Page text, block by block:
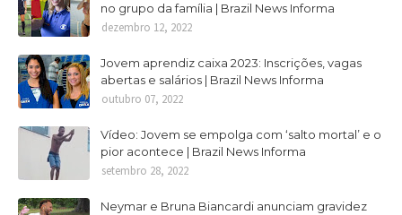
no grupo da família | Brazil News Informa
dezembro 12, 2022
Jovem aprendiz caixa 2023: Inscrições, vagas
abertas e salários | Brazil News Informa
outubro 07, 2022
Vídeo: Jovem se empolga com ‘salto mortal’ e o
pior acontece | Brazil News Informa
setembro 28, 2022
Neymar e Bruna Biancardi anunciam gravidez